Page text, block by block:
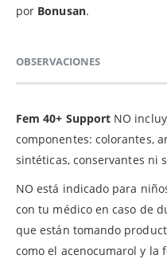
por Bonusan.
OBSERVACIONES
Fem 40+ Support NO
componentes: colorantes,
sintéticas, conservantes ni
NO está indicado para
con tu médico en caso de
que están tomando
como el acenocumarol y la